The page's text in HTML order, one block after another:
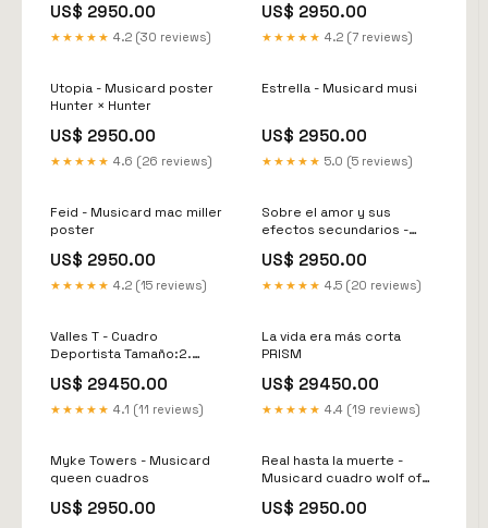
US$ 2950.00
★★★★★ 4.2 (30 reviews)
US$ 2950.00
★★★★★ 4.2 (7 reviews)
Utopia - Musicard poster
Hunter × Hunter
US$ 2950.00
★★★★★ 4.6 (26 reviews)
Estrella - Musicard musi
US$ 2950.00
★★★★★ 5.0 (5 reviews)
Feid - Musicard mac miller
poster
US$ 2950.00
★★★★★ 4.2 (15 reviews)
Sobre el amor y sus
efectos secundarios -
yokan
US$ 2950.00
★★★★★ 4.5 (20 reviews)
Valles T - Cuadro
Deportista Tamaño:2.
US$ 29450.00
★★★★★ 4.1 (11 reviews)
La vida era más corta
PRISM
US$ 29450.00
★★★★★ 4.4 (19 reviews)
Myke Towers - Musicard
queen cuadros
US$ 2950.00
Real hasta la muerte -
Musicard cuadro wolf of
US$ 2950.00